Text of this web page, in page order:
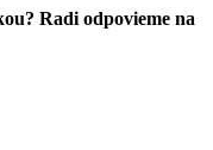
Radi odpovieme na